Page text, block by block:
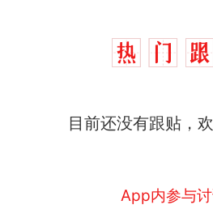
目前还没有跟贴，
App内参与
热
十多万人
家，刚改国
了……
视频丨只要
母瘫痪 轰-